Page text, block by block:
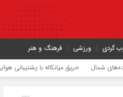
گردی ورزشی فرهنگ و هنر
حریق میانکاله با پشتیبانی هوایی مهار شد